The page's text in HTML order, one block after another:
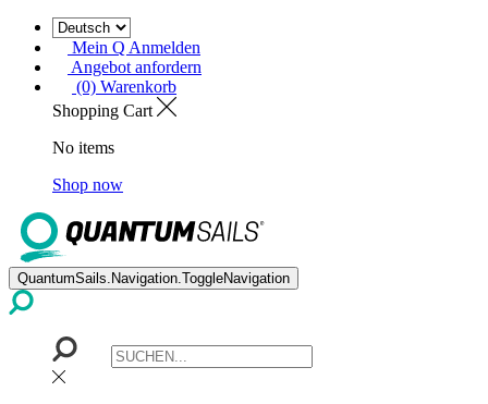
Mein Q Anmelden
Angebot anfordern
(0) Warenkorb
Shopping Cart
No items
Shop now
QuantumSails.Navigation.ToggleNavigation